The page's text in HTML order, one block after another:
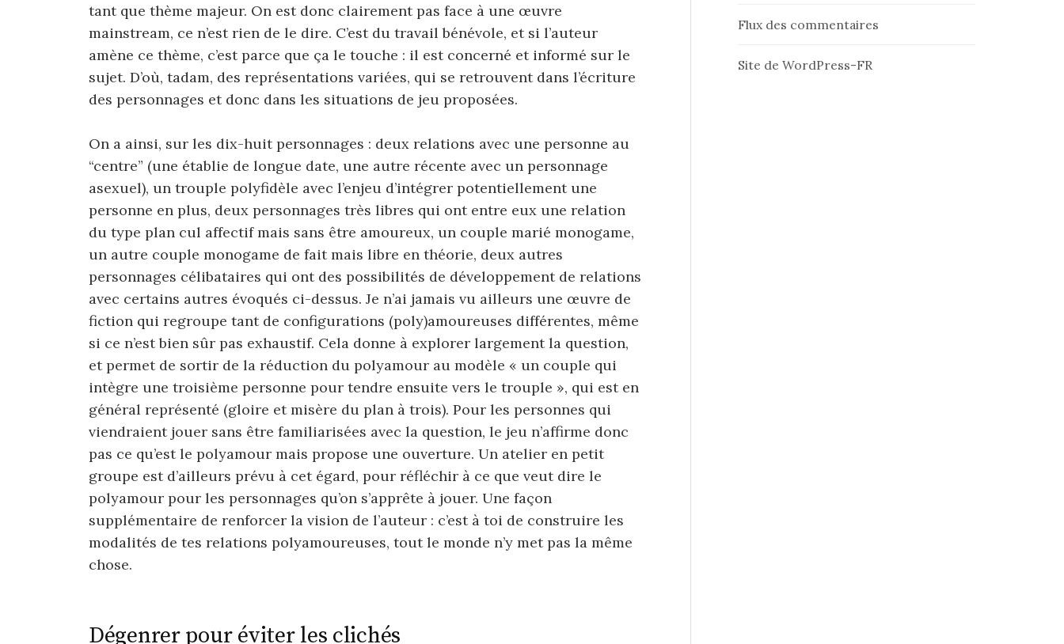
tant que thème majeur. On est donc clairement pas face à une œuvre
mainstream, ce n’est rien de le dire. C’est du travail bénévole, et si l’auteur
amène ce thème, c’est parce que ça le touche : il est concerné et informé sur le
sujet. D’où, tadam, des représentations variées, qui se retrouvent dans l’écriture
des personnages et donc dans les situations de jeu proposées.
On a ainsi, sur les dix-huit personnages : deux relations avec une personne au
“centre” (une établie de longue date, une autre récente avec un personnage
asexuel), un trouple polyfidèle avec l’enjeu d’intégrer potentiellement une
personne en plus, deux personnages très libres qui ont entre eux une relation
du type plan cul affectif mais sans être amoureux, un couple marié monogame,
un autre couple monogame de fait mais libre en théorie, deux autres
personnages célibataires qui ont des possibilités de développement de relations
avec certains autres évoqués ci-dessus. Je n’ai jamais vu ailleurs une œuvre de
fiction qui regroupe tant de configurations (poly)amoureuses différentes, même
si ce n’est bien sûr pas exhaustif. Cela donne à explorer largement la question,
et permet de sortir de la réduction du polyamour au modèle « un couple qui
intègre une troisième personne pour tendre ensuite vers le trouple », qui est en
général représenté (gloire et misère du plan à trois). Pour les personnes qui
viendraient jouer sans être familiarisées avec la question, le jeu n’affirme donc
pas ce qu’est le polyamour mais propose une ouverture. Un atelier en petit
groupe est d’ailleurs prévu à cet égard, pour réfléchir à ce que veut dire le
polyamour pour les personnages qu’on s’apprête à jouer. Une façon
supplémentaire de renforcer la vision de l’auteur : c’est à toi de construire les
modalités de tes relations polyamoureuses, tout le monde n’y met pas la même
chose.
Dégenrer pour éviter les clichés
Flux des commentaires
Site de WordPress-FR